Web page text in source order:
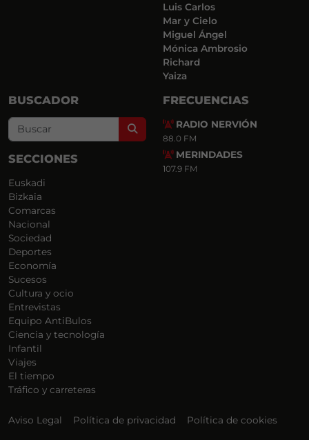
Luis Carlos
Mar y Cielo
Miguel Ángel
Mónica Ambrosio
Richard
Yaiza
BUSCADOR
Search
SECCIONES
Euskadi
Bizkaia
Comarcas
Nacional
Sociedad
Deportes
Economía
Sucesos
Cultura y ocio
Entrevistas
Equipo AntiBulos
Ciencia y tecnología
Infantil
Viajes
El tiempo
Tráfico y carreteras
FRECUENCIAS
RADIO NERVIÓN
88.0 FM
MERINDADES
107.9 FM
Aviso Legal Política de privacidad Política de cookies